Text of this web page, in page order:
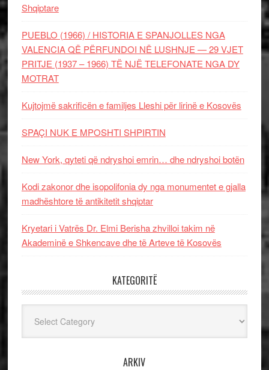
Shqiptare
PUEBLO (1966) / HISTORIA E SPANJOLLES NGA
VALENCIA QË PËRFUNDOI NË LUSHNJE — 29 VJET
PRITJE (1937 – 1966) TË NJË TELEFONATE NGA DY
MOTRAT
Kujtojmë sakrificën e familjes Lleshi për lirinë e Kosovës
SPAÇI NUK E MPOSHTI SHPIRTIN
New York, qyteti që ndryshoi emrin… dhe ndryshoi botën
Kodi zakonor dhe isopolifonia dy nga monumentet e gjalla
madhështore të antikitetit shqiptar
Kryetari i Vatrës Dr. Elmi Berisha zhvilloi takim në
Akademinë e Shkencave dhe të Arteve të Kosovës
KATEGORITË
ARKIV